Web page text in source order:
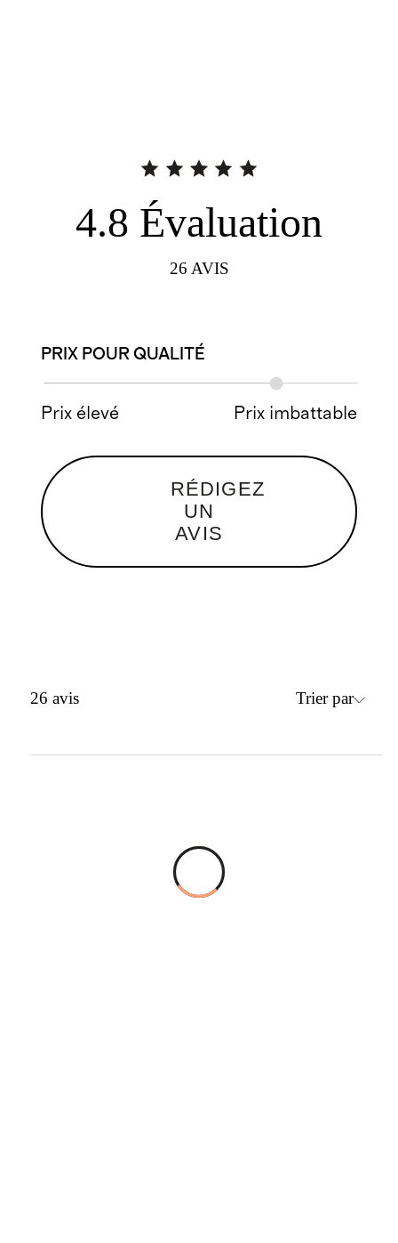
4.8 Évaluation
26 AVIS
PRIX POUR QUALITÉ
Prix élevé Prix imbattable
RÉDIGEZ
UN
AVIS
26 avis Trier par